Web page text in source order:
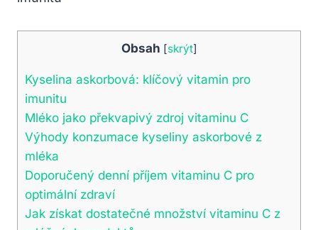
Obsah [skrýt]
Kyselina askorbová: klíčový vitamin pro
imunitu
Mléko jako překvapivý zdroj vitaminu C
Výhody konzumace kyseliny askorbové z
mléka
Doporučený denní příjem vitaminu C pro
optimální zdraví
Jak získat dostatečné množství vitaminu C z